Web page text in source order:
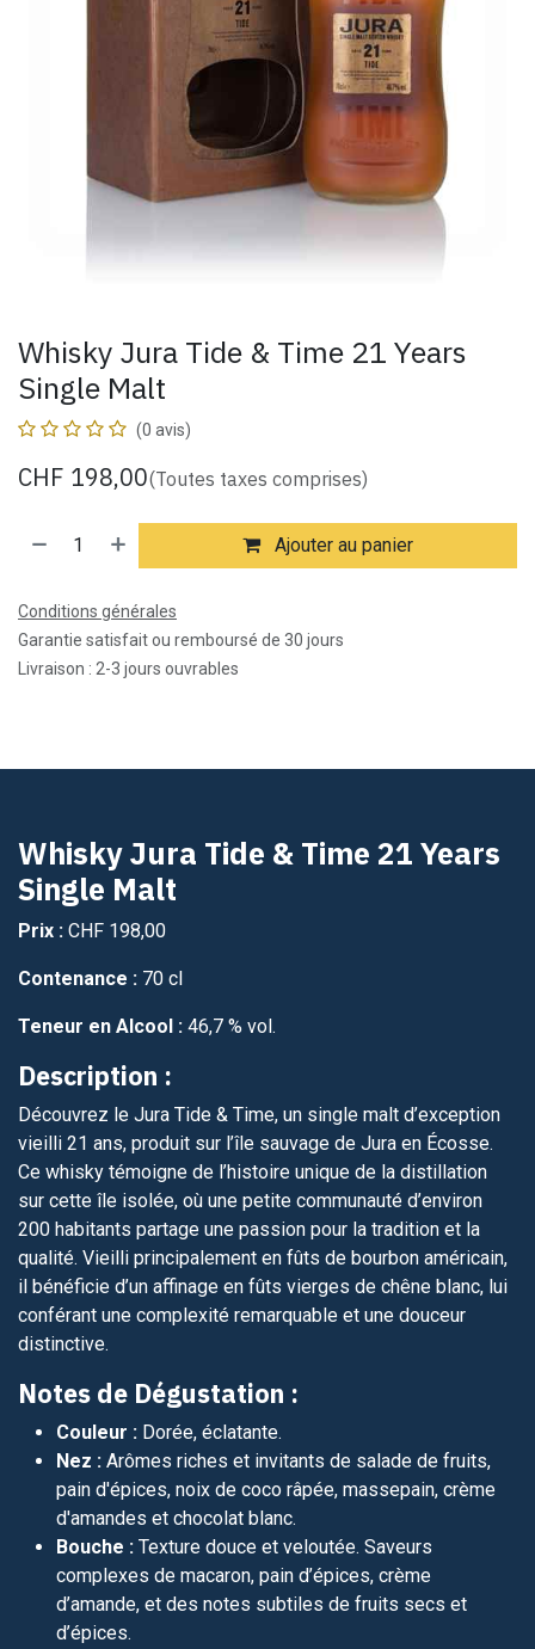
Whisky Jura Tide & Time 21 Years
Single Malt
(0 avis)
CHF 198,00(Toutes taxes comprises)
Ajouter au panier
Conditions générales
Garantie satisfait ou remboursé de 30 jours
Livraison : 2-3 jours ouvrables
Whisky Jura Tide & Time 21 Years
Single Malt
Prix : CHF 198,00
Contenance : 70 cl
Teneur en Alcool : 46,7 % vol.
Description :
Découvrez le Jura Tide & Time, un single malt d’exception
vieilli 21 ans, produit sur l’île sauvage de Jura en Écosse.
Ce whisky témoigne de l’histoire unique de la distillation
sur cette île isolée, où une petite communauté d’environ
200 habitants partage une passion pour la tradition et la
qualité. Vieilli principalement en fûts de bourbon américain,
il bénéficie d’un affinage en fûts vierges de chêne blanc, lui
conférant une complexité remarquable et une douceur
distinctive.
Notes de Dégustation :
Couleur : Dorée, éclatante.
Nez : Arômes riches et invitants de salade de fruits,
pain d'épices, noix de coco râpée, massepain, crème
d'amandes et chocolat blanc.
Bouche : Texture douce et veloutée. Saveurs
complexes de macaron, pain d’épices, crème
d’amande, et des notes subtiles de fruits secs et
d’épices.